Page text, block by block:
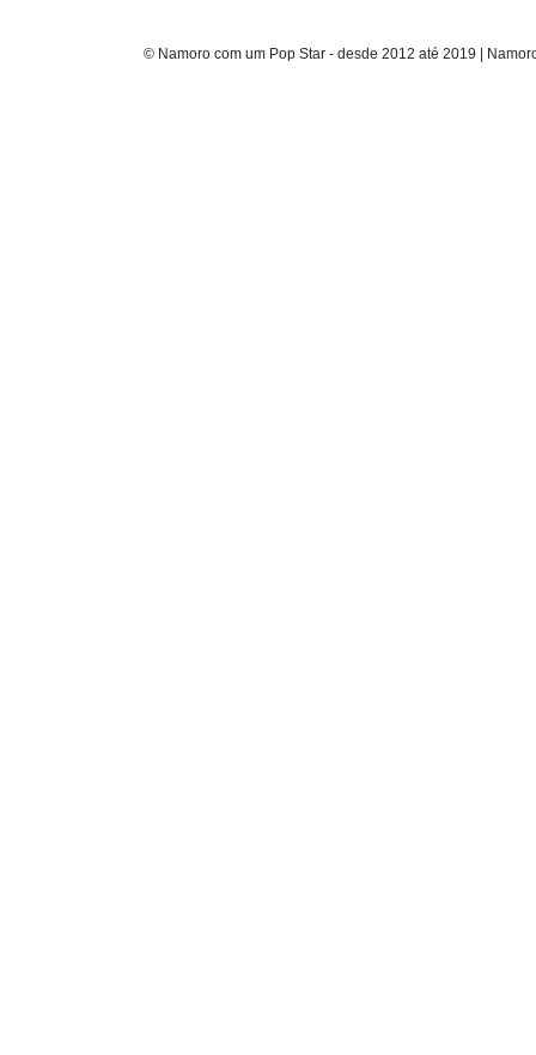
© Namoro com um Pop Star - desde 2012 até 2019 |